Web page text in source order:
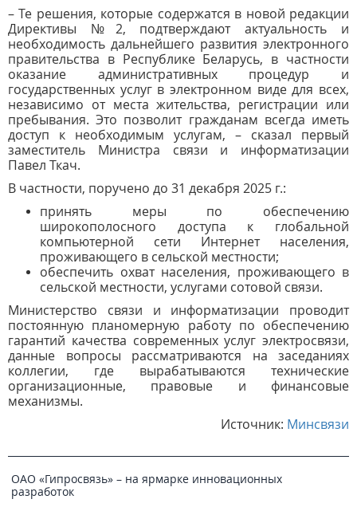
– Те решения, которые содержатся в новой редакции
Директивы №2, подтверждают актуальность и
необходимость дальнейшего развития электронного
правительства в Республике Беларусь, в частности
оказание административных процедур и
государственных услуг в электронном виде для всех,
независимо от места жительства, регистрации или
пребывания. Это позволит гражданам всегда иметь
доступ к необходимым услугам, – сказал первый
заместитель Министра связи и информатизации
Павел Ткач.
В частности, поручено до 31 декабря 2025 г.:
принять меры по обеспечению
широкополосного доступа к глобальной
компьютерной сети Интернет населения,
проживающего в сельской местности;
обеспечить охват населения, проживающего в
сельской местности, услугами сотовой связи.
Министерство связи и информатизации проводит
постоянную планомерную работу по обеспечению
гарантий качества современных услуг электросвязи,
данные вопросы рассматриваются на заседаниях
коллегии, где вырабатываются технические
организационные, правовые и финансовые
механизмы.
Источник: Минсвязи
ОАО «Гипросвязь» – на ярмарке инновационных
разработок